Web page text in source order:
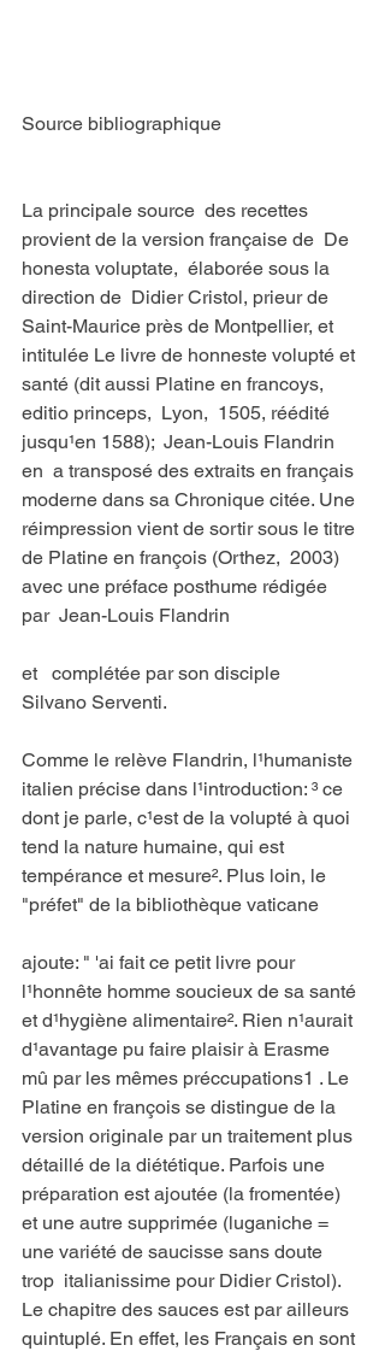
Source bibliographique
La principale source  des recettes
provient de la version française de  De
honesta voluptate,  élaborée sous la
direction de  Didier Cristol, prieur de
Saint-Maurice près de Montpellier, et
intitulée Le livre de honneste volupté et
santé (dit aussi Platine en francoys,
editio princeps,  Lyon,  1505, réédité
jusqu¹en 1588);  Jean-Louis Flandrin
en  a transposé des extraits en français
moderne dans sa Chronique citée. Une
réimpression vient de sortir sous le titre
de Platine en françois (Orthez,  2003)
avec une préface posthume rédigée
par  Jean-Louis Flandrin
et   complétée par son disciple
Silvano Serventi.
Comme le relève Flandrin, l¹humaniste
italien précise dans l¹introduction: ³ ce
dont je parle, c¹est de la volupté à quoi
tend la nature humaine, qui est
tempérance et mesure². Plus loin, le
"préfet" de la bibliothèque vaticane
ajoute: " 'ai fait ce petit livre pour
l¹honnête homme soucieux de sa santé
et d¹hygiène alimentaire². Rien n¹aurait
d¹avantage pu faire plaisir à Erasme
mû par les mêmes préccupations1 . Le
Platine en françois se distingue de la
version originale par un traitement plus
détaillé de la diététique. Parfois une
préparation est ajoutée (la fromentée)
et une autre supprimée (luganiche =
une variété de saucisse sans doute
trop  italianissime pour Didier Cristol).
Le chapitre des sauces est par ailleurs
quintuplé. En effet, les Français en sont